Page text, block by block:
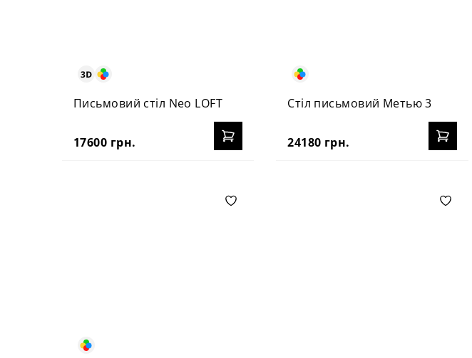
Письмовий стіл Neo LOFT
17600 грн.
Стіл письмовий Метью 3
24180 грн.